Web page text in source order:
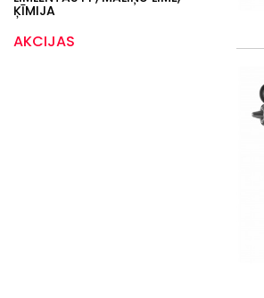
ĶĪMIJA
AKCIJAS